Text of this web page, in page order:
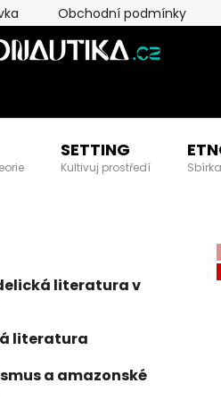
Obchodní podmínky
SETTING
Kultivuj prostředí
literatura v
literatura
a amazonské